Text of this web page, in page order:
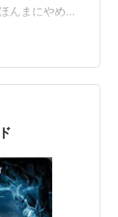
んまにやめ
世界のシェア
っているだけ
じゃ！ボ
駄にどんど
でプライベー